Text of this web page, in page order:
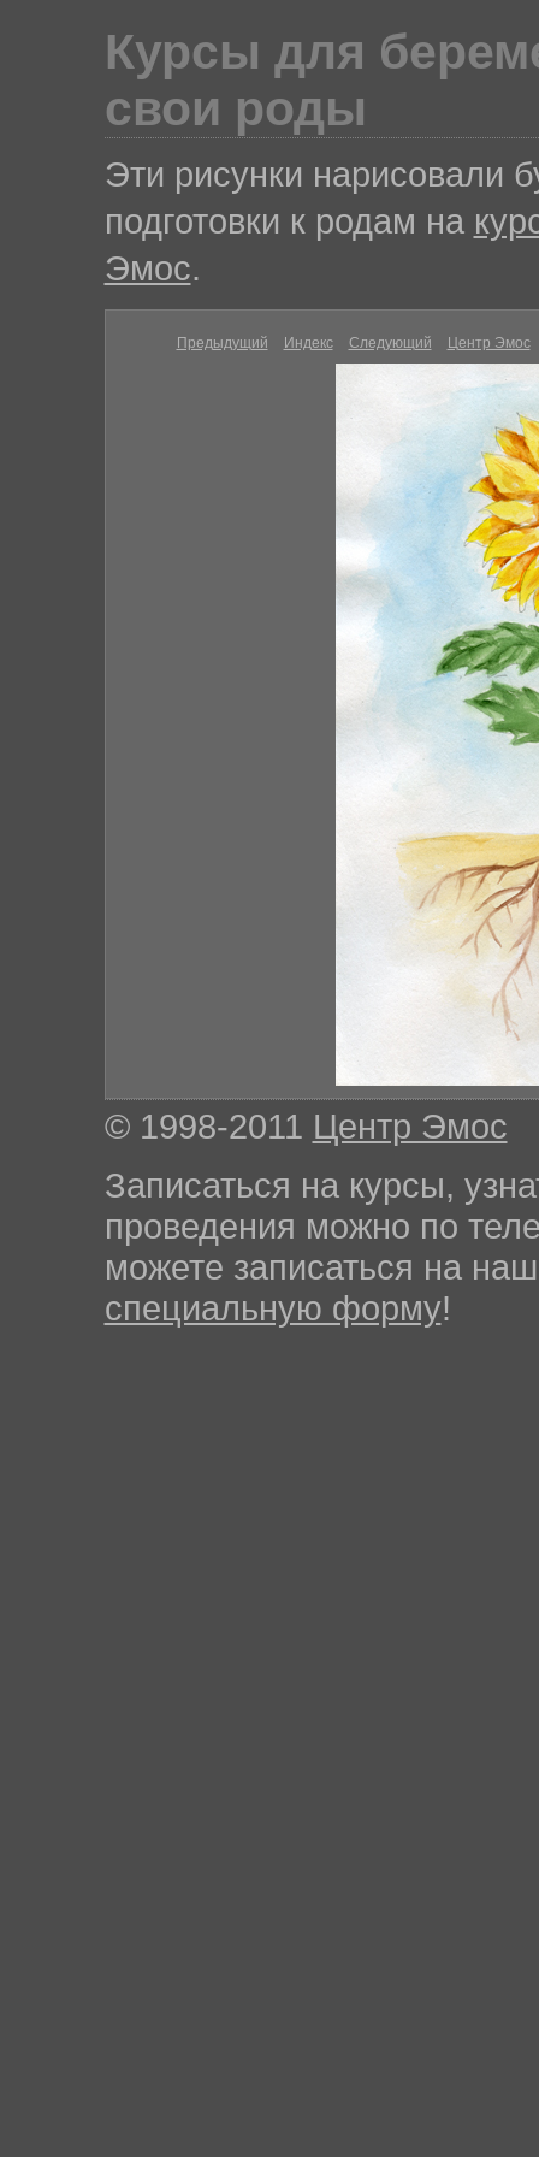
Курсы для
свои роды
Эти рисунки нарисовали
подготовки к родам на
Эмос.
Предыдущий Индекс Следующий Центр Эмос
© 1998-2011 Центр Эмос
Записаться на курсы,
проведения можно по
можете записаться на
специальную форму!